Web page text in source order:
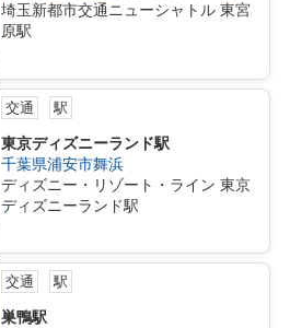
埼玉新都市交通ニューシャトル 東宮
原駅
交通 駅
東京ディズニーランド駅
千葉県浦安市舞浜
ディズニー・リゾート・ライン 東京
ディズニーランド駅
交通 駅
巣鴨駅